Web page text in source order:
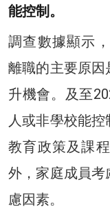
能控制。
調查數據顯示
離職的主要原
升機會。及至
人或非學校能控
教育政策及課
外，家庭成員
慮因素。